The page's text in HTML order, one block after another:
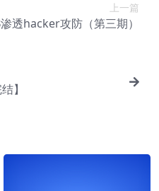
上一篇
透hacker攻防（第三期）
】